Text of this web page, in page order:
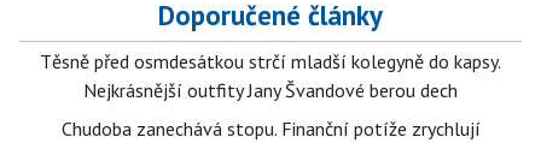
Doporučené články
Těsně před osmdesátkou strčí mladší kolegyně do kapsy.
Nejkrásnější outfity Jany Švandové berou dech
Chudoba zanechává stopu. Finanční potíže zrychlují